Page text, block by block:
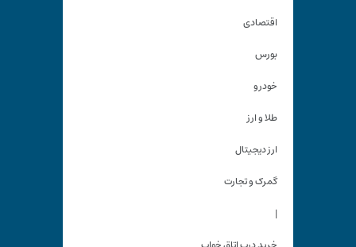
اقتصادی
بورس
خودرو
طلا و ارز
ارز دیجیتال
گمرک و تجارت
|